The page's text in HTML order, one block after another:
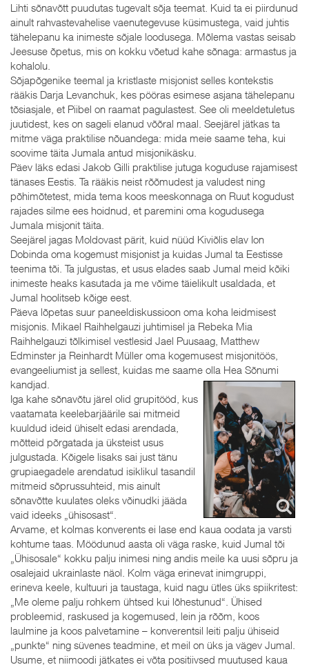
Lihti sõnavõtt puudutas tugevalt sõja teemat. Kuid ta ei piirdunud
ainult rahvastevahelise vaenutegevuse küsimustega, vaid juhtis
tähelepanu ka inimeste sõjale loodusega. Mõlema vastas seisab
Jeesuse õpetus, mis on kokku võetud kahe sõnaga: armastus ja
kohalolu.
Sõjapõgenike teemal ja kristlaste misjonist selles kontekstis
rääkis Darja Levanchuk, kes pööras esimese asjana tähelepanu
tõsiasjale, et Piibel on raamat pagulastest. See oli meeldetuletus
juutidest, kes on sageli elanud võõral maal. Seejärel jätkas ta
mitme väga praktilise nõuandega: mida meie saame teha, kui
soovime täita Jumala antud misjonikäsku.
Päev läks edasi Jakob Gilli praktilise jutuga koguduse rajamisest
tänases Eestis. Ta rääkis neist rõõmudest ja valudest ning
põhimõtetest, mida tema koos meeskonnaga on Ruut kogudust
rajades silme ees hoidnud, et paremini oma kogudusega
Jumala misjonit täita.
Seejärel jagas Moldovast pärit, kuid nüüd Kiviõlis elav Ion
Dobinda oma kogemust misjonist ja kuidas Jumal ta Eestisse
teenima tõi. Ta julgustas, et usus elades saab Jumal meid kõiki
inimeste heaks kasutada ja me võime täielikult usaldada, et
Jumal hoolitseb kõige eest.
Päeva lõpetas suur paneeldiskussioon oma koha leidmisest
misjonis. Mikael Raihhelgauzi juhtimisel ja Rebeka Mia
Raihhelgauzi tõlkimisel vestlesid Jael Puusaag, Matthew
Edminster ja Reinhardt Müller oma kogemusest misjonitöös,
evangeeliumist ja sellest, kuidas me saame olla Hea Sõnumi
kandjad.
Iga kahe sõnavõtu järel olid grupitööd, kus
vaatamata keelebarjäärile sai mitmeid
kuuldud ideid ühiselt edasi arendada,
mõtteid põrgatada ja üksteist usus
julgustada. Kõigele lisaks sai just tänu
grupiaegadele arendatud isiklikul tasandil
mitmeid sõprussuhteid, mis ainult
sõnavõtte kuulates oleks võinudki jääda
vaid ideeks „ühisosast“.
Arvame, et kolmas konverents ei lase end kaua oodata ja varsti
kohtume taas. Möödunud aasta oli väga raske, kuid Jumal tõi
„Ühisosale“ kokku palju inimesi ning andis meile ka uusi sõpru ja
osalejaid ukrainlaste näol. Kolm väga erinevat inimgruppi,
erineva keele, kultuuri ja taustaga, kuid nagu ütles üks spiikritest:
„Me oleme palju rohkem ühtsed kui lõhestunud“. Ühised
probleemid, raskused ja kogemused, lein ja rõõm, koos
laulmine ja koos palvetamine – konverentsil leiti palju ühiseid
„punkte“ ning süvenes teadmine, et meil on üks ja vägev Jumal.
Usume, et niimoodi jätkates ei võta positiivsed muutused kaua